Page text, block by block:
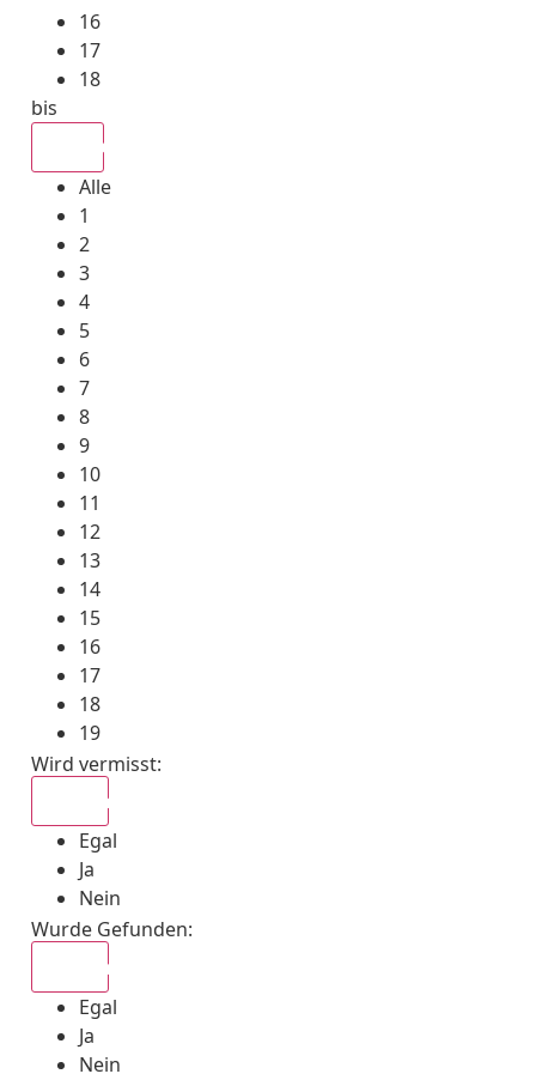
16
17
18
bis
Alle
1
2
3
4
5
6
7
8
9
10
11
12
13
14
15
16
17
18
19
Wird vermisst:
Egal
Ja
Nein
Wurde Gefunden:
Egal
Ja
Nein